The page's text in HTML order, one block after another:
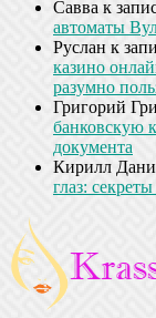
Савва к
автоматы
Руслан к
казино
разумно
Григорий
банковскую
документа
Кирилл
глаз: